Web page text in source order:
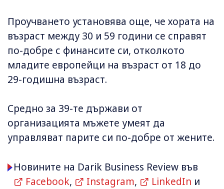
Проучването установява още, че хората на
възраст между 30 и 59 години се справят
по-добре с финансите си, отколкото
младите европейци на възраст от 18 до
29-годишна възраст.
Средно за 39-те държави от
организацията мъжете умеят да
управляват парите си по-добре от жените.
Новините на Darik Business Review във
Facebook, Instagram, LinkedIn и